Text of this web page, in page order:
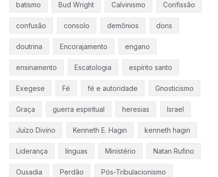
batismo Bud Wright Calvinismo Confissão
confusão consolo demônios dons
doutrina Encorajamento engano
ensinamento Escatologia espírito santo
Exegese Fé fé e autoridade Gnosticismo
Graça guerra espiritual heresias Israel
Juízo Divino Kenneth E. Hagin kenneth hagin
Liderança línguas Ministério Natan Rufino
Ousadia Perdão Pós-Tribulacionismo